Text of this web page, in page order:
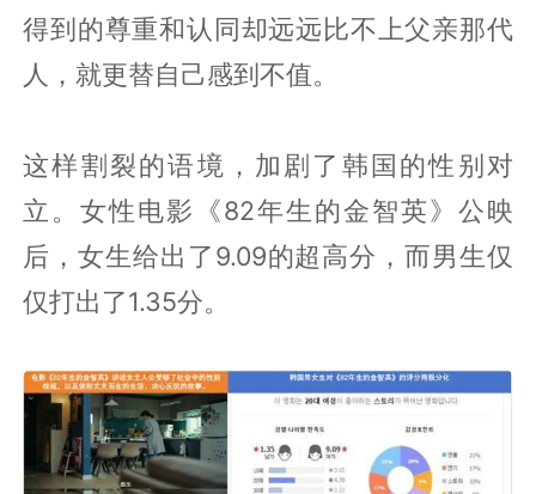
得到的尊重和认同却远远比不上父亲那代
人，就更替自己感到不值。
这样割裂的语境，加剧了韩国的性别对
立。女性电影《82年生的金智英》公映
后，女生给出了9.09的超高分，而男生仅
仅打出了1.35分。